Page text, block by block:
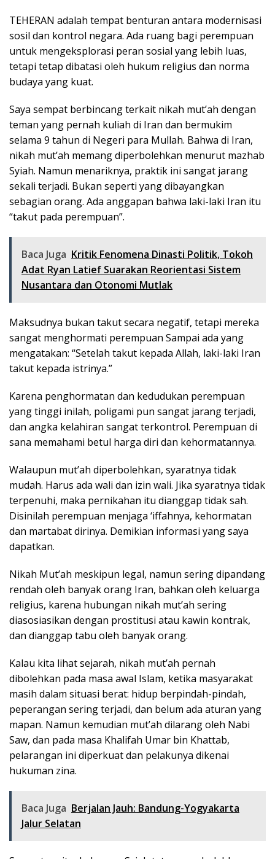
TEHERAN adalah tempat benturan antara modernisasi
sosil dan kontrol negara. Ada ruang bagi perempuan
untuk mengeksplorasi peran sosial yang lebih luas,
tetapi tetap dibatasi oleh hukum religius dan norma
budaya yang kuat.
Saya sempat berbincang terkait nikah mut’ah dengan
teman yang pernah kuliah di Iran dan bermukim
selama 9 tahun di Negeri para Mullah. Bahwa di Iran,
nikah mut’ah memang diperbolehkan menurut mazhab
Syiah. Namun menariknya, praktik ini sangat jarang
sekali terjadi. Bukan seperti yang dibayangkan
sebagian orang. Ada anggapan bahwa laki-laki Iran itu
“takut pada perempuan”.
Baca Juga Kritik Fenomena Dinasti Politik, Tokoh
Adat Ryan Latief Suarakan Reorientasi Sistem
Nusantara dan Otonomi Mutlak
Maksudnya bukan takut secara negatif, tetapi mereka
sangat menghormati perempuan Sampai ada yang
mengatakan: “Setelah takut kepada Allah, laki-laki Iran
takut kepada istrinya.”
Karena penghormatan dan kedudukan perempuan
yang tinggi inilah, poligami pun sangat jarang terjadi,
dan angka kelahiran sangat terkontrol. Perempuan di
sana memahami betul harga diri dan kehormatannya.
Walaupun mut’ah diperbolehkan, syaratnya tidak
mudah. Harus ada wali dan izin wali. Jika syaratnya tidak
terpenuhi, maka pernikahan itu dianggap tidak sah.
Disinilah perempuan menjaga ‘iffahnya, kehormatan
dan martabat dirinya. Demikian informasi yang saya
dapatkan.
Nikah Mut’ah meskipun legal, namun sering dipandang
rendah oleh banyak orang Iran, bahkan oleh keluarga
religius, karena hubungan nikah mut’ah sering
diasosiasikan dengan prostitusi atau kawin kontrak,
dan dianggap tabu oleh banyak orang.
Kalau kita lihat sejarah, nikah mut’ah pernah
dibolehkan pada masa awal Islam, ketika masyarakat
masih dalam situasi berat: hidup berpindah-pindah,
peperangan sering terjadi, dan belum ada aturan yang
mapan. Namun kemudian mut’ah dilarang oleh Nabi
Saw, dan pada masa Khalifah Umar bin Khattab,
pelarangan ini diperkuat dan pelakunya dikenai
hukuman zina.
Baca Juga Berjalan Jauh: Bandung-Yogyakarta
Jalur Selatan